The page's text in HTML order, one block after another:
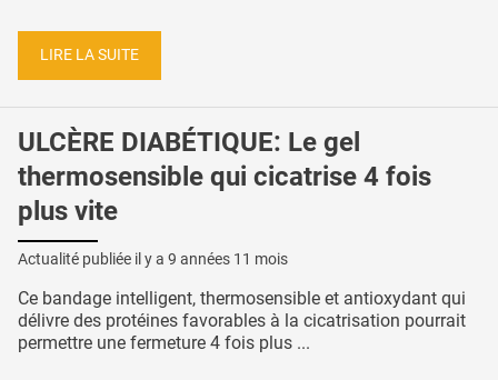
LIRE LA SUITE
ULCÈRE DIABÉTIQUE: Le gel
thermosensible qui cicatrise 4 fois
plus vite
Actualité publiée il y a 9 années 11 mois
Ce bandage intelligent, thermosensible et antioxydant qui
délivre des protéines favorables à la cicatrisation pourrait
permettre une fermeture 4 fois plus ...